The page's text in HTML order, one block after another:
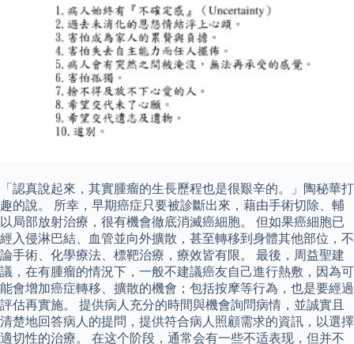
「認真說起來，其實腫瘤的生長歷程也是很艱辛的。」陶秘華打
趣的說。 所幸，早期癌症只要被診斷出來，藉由手術切除、輔
以局部放射治療，很有機會徹底消滅癌細胞。 但如果癌細胞已
經入侵淋巴結、血管並向外擴散，甚至轉移到身體其他部位，不
論手術、化學療法、標靶治療，療效皆有限。 最後，周益聖建
議，在有腫瘤的情況下，一般不建議癌友自己進行熱敷，因為可
能會增加癌症轉移、擴散的機會；包括按摩等行為，也是要經過
評估再實施。 提供病人充分的時間與機會詢問病情，並誠實且
清楚地回答病人的提問，提供符合病人照顧需求的資訊，以選擇
適切性的治療。 在这个阶段，通常会有一些不适表现，但并不